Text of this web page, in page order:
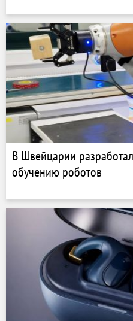
В Швейцарии
обучению роботов